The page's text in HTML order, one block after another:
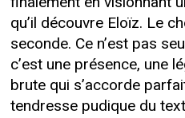
qu’il découvre Eloïz. Le
seconde. Ce n’est pas
c’est une présence, une
brute qui s’accorde
tendresse pudique du